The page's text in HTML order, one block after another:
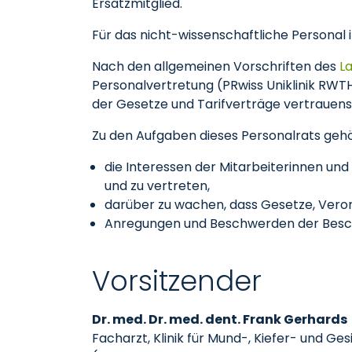
Für das nicht-wissenschaftliche Personal
Nach den allgemeinen Vorschriften des
Personalvertretung (PRwiss Uniklinik
der Gesetze und Tarifverträge
Zu den Aufgaben dieses Personalrats
die Interessen der Mitarbeiterinnen
und zu vertreten,
darüber zu wachen, dass Gesetze,
Anregungen und Beschwerden der
Vorsitzender
Dr. med. Dr. med. dent. Frank Gerhards
Facharzt, Klinik für Mund-, Kiefer- und